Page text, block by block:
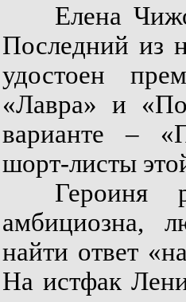
Елена
Последний из
удостоен
«Лавра» и
варианте –
шорт-листы
Героиня
амбициозна,
найти ответ
На истфак